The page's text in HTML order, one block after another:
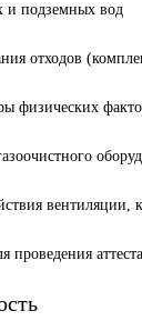
и подземных вод
отходов
физических